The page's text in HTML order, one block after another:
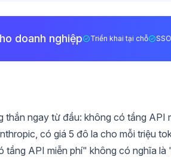
doanh nghiệp Triển khai tại chỗ
thắn ngay từ đầu: không có tầng API
có giá 5 đô la cho mỗi triệu
tầng API miễn phí" không có nghĩa